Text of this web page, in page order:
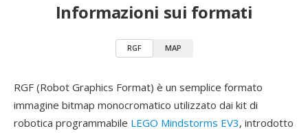
Informazioni sui formati
RGF MAP
RGF (Robot Graphics Format) è un semplice formato
immagine bitmap monocromatico utilizzato dai kit di
robotica programmabile LEGO Mindstorms EV3, introdotto